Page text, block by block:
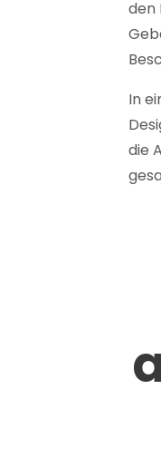
den
In
die